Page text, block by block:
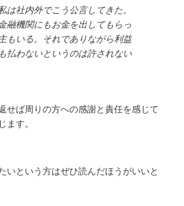
は社内外でこう公言してきた。
融機関にもお金を出してもらっ
もいる。それでありながら利益
払わないというのは許されない
せば周りの方への感謝と責任を感じて
す。
いという方はぜひ読んだほうがいいと